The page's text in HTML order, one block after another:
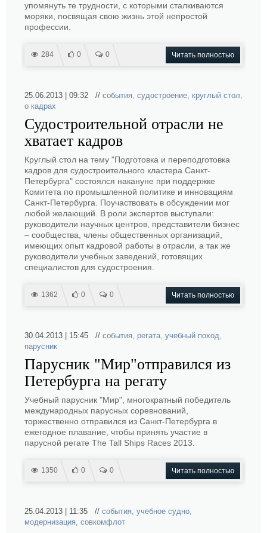
упомянуть те трудности, с которыми сталкиваются
моряки, посвящая свою жизнь этой непростой
профессии.
284 0 0 Читать полностью
25.06.2013 | 09:32 // события, судостроение, круглый стол,
о кадрах
Судостроительной отрасли не
хватает кадров
Круглый стол на тему "Подготовка и переподготовка
кадров для судостроительного кластера Санкт-
Петербурга" состоялся накануне при поддержке
Комитета по промышленной политике и инновациям
Санкт-Петербурга. Поучаствовать в обсуждении мог
любой желающий. В роли экспертов выступали:
руководители научных центров, представители бизнес
– сообщества, члены общественных организаций,
имеющих опыт кадровой работы в отрасли, а так же
руководители учебных заведений, готовящих
специалистов для судостроения.
1362 0 0 Читать полностью
30.04.2013 | 15:45 // события, регата, учебный поход,
парусник
Парусник "Мир"отправился из
Петербурга на регату
Учебный парусник "Мир", многократный победитель
международных парусных соревнований,
торжественно отправился из Санкт-Петербурга в
ежегодное плавание, чтобы принять участие в
парусной регате The Tall Ships Races 2013.
1350 0 0 Читать полностью
25.04.2013 | 11:35 // события, учебное судно,
модернизация, совкомфлот